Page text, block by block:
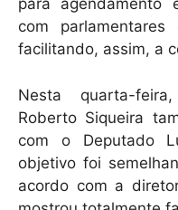
para agendamento
com
facilitando, assim, a
Nesta quarta-
Roberto Siqueira
com o Deputado
objetivo foi
acordo com a